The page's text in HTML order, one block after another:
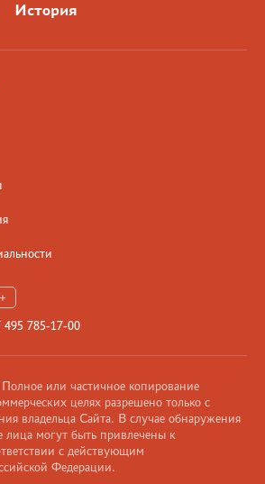
История
495 785-17-00
или частичное копирование
целях разрешено только с
владельца Сайта. В случае обнаружения
могут быть привлечены к
с действующим
Федерации.